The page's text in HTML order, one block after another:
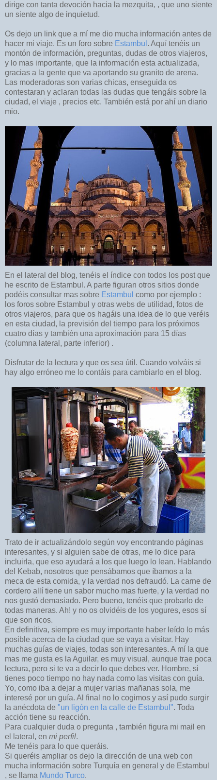
dirige con tanta devoción hacia la mezquita, , que uno siente
un siente algo de inquietud.
Os dejo un link que a mí me dio mucha información antes de
hacer mi viaje. Es un foro sobre Estambul . Aquí tenéis un
montón de información, preguntas, dudas de otros viajeros,
y lo mas importante, que la información esta actualizada,
gracias a la gente que va aportando su granito de arena.
Las moderadoras son varias chicas, enseguida os
contestaran y aclaran todas las dudas que tengáis sobre la
ciudad, el viaje , precios etc. También está por ahí un diario
mio.
En el lateral del blog, tenéis el índice con todos los post que
he escrito de Estambul. A parte figuran otros sitios donde
podéis consultar mas sobre Estambul como por ejemplo :
los foros sobre Estambul y otras webs de utilidad, fotos de
otros viajeros, para que os hagáis una idea de lo que veréis
en esta ciudad, la previsión del tiempo para los próximos
cuatro días y también una aproximación para 15 días
(columna lateral, parte inferior) .
Disfrutar de la lectura y que os sea útil. Cuando volváis si
hay algo erróneo me lo contáis para cambiarlo en el blog.
Trato de ir actualizándolo según voy encontrando páginas
interesantes, y si alguien sabe de otras, me lo dice para
incluirla, que eso ayudará a los que luego lo lean. Hablando
del Kebab, nosotros que pensábamos que íbamos a la
meca de esta comida, y la verdad nos defraudó. La carne de
cordero allí tiene un sabor mucho mas fuerte, y la verdad no
nos gustó demasiado. Pero bueno, tenéis que probarlo de
todas maneras. Ah! y no os olvidéis de los yogures, esos sí
que son ricos.
En definitiva, siempre es muy importante haber leído lo más
posible acerca de la ciudad que se vaya a visitar. Hay
muchas guías de viajes, todas son interesantes. A mí la que
mas me gusta es la Aguilar, es muy visual, aunque trae poca
lectura, pero si te va a decir lo que debes ver. Hombre, si
tienes poco tiempo no hay nada como las visitas con guía.
Yo, como iba a dejar a mujer varias mañanas sola, me
interesé por un guía. Al final no lo cogimos y así pudo surgir
la anécdota de "un ligón en la calle de Estambul". Toda
acción tiene su reacción.
Para cualquier duda o pregunta , también figura mi mail en
el lateral, en mi perfil.
Me tenéis para lo que queráis.
Si queréis ampliar os dejo la dirección de una web con
mucha información sobre Turquía en general y de Estambul
, se llama Mundo Turco.